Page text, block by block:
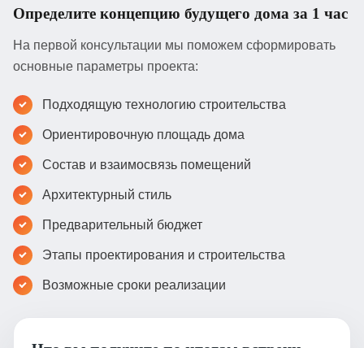
Определите концепцию будущего дома за 1 час
На первой консультации мы поможем сформировать
основные параметры проекта:
Подходящую технологию строительства
Ориентировочную площадь дома
Состав и взаимосвязь помещений
Архитектурный стиль
Предварительный бюджет
Этапы проектирования и строительства
Возможные сроки реализации